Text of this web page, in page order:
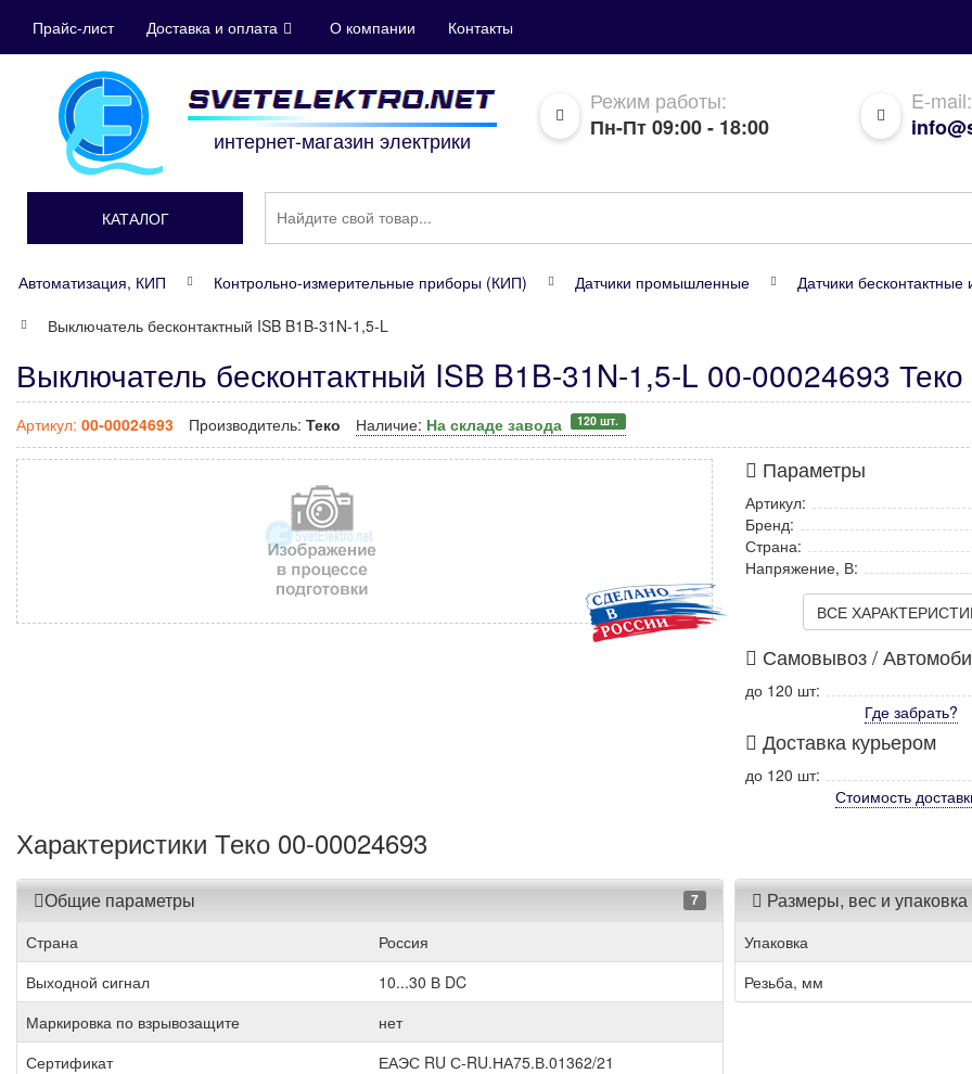
Прайс-лист Доставка и оплата О компании Контакты
интернет-магазин электрики
Режим работы:
Пн-Пт 09:00 - 18:00
E-mail:
КАТАЛОГ
Автоматизация, КИП Контрольно-измерительные приборы (КИП) Датчики промышленные
Датчики бесконтактные
Выключатель бесконтактный ISB B1B-31N-1,5-L
Выключатель бесконтактный ISB B1B-31N-1,5-L 00-00024693 Теко
Артикул: 00-00024693 Производитель: Теко Наличие: На складе завода 120 шт.
Параметры
Артикул:
Бренд:
Страна:
Напряжение, В:
ВСЕ
Самовывоз /
до 120 шт:
Где забрать?
Доставка курьером
до 120 шт:
Стоимость
Характеристики Теко 00-00024693
Общие параметры 7
Страна
Россия
Выходной сигнал
10...30 В DC
Маркировка по взрывозащите
нет
Сертификат
ЕАЭС RU С-RU.НА75.В.01362/21
Размеры, вес и упаковка
Упаковка
Резьба, мм